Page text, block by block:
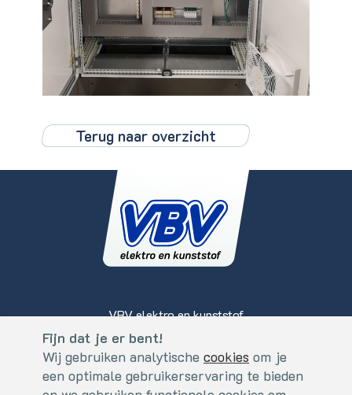
Fijn dat je er bent!
Wij gebruiken analytische cookies om je
een optimale gebruikerservaring te bieden
Terug naar overzicht
VBV elektro en kunststof
Koperslagerstraat 2
5405 BS, Uden - Nederland
+31 (0)413 - 273559
Cookies
Fijn dat je er bent!
Wij gebruiken analytischecookies. om je een optimale